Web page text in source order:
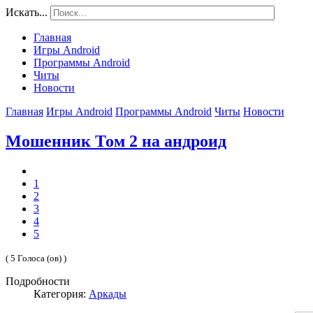
Искать...
Главная
Игры Android
Программы Android
Читы
Новости
Главная Игры Android Программы Android Читы Новости
Мошенник Том 2 на андроид
1
2
3
4
5
( 5 Голоса (ов) )
Подробности
Категория: Аркады